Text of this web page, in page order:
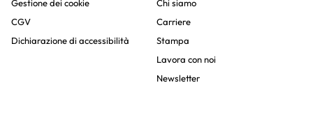
Gestione dei cookie
CGV
Dichiarazione di accessibilità
Chi siamo
Carriere
Stampa
Lavora con noi
Newsletter